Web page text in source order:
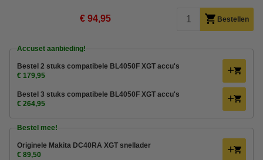
€ 94,95 Bestellen
Accuset aanbieding!
Bestel 2 stuks compatibele BL4050F XGT accu's
€ 179,95
Bestel 3 stuks compatibele BL4050F XGT accu's
€ 264,95
Bestel mee!
Originele Makita DC40RA XGT snellader
€ 89,50